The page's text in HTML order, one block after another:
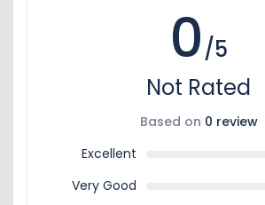
0/5
Not Rated
Based on 0 review
Excellent
Very Good